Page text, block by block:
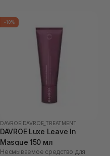
-10%
DAVROE DAVROE_TREATMENT
DAVROE Luxe Leave In
Masque 150 мл
Несмываемое средство для